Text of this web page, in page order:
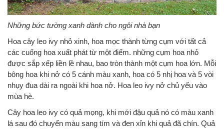
Những bức tường xanh dành cho ngôi nhà bạn
Hoa cây leo ivy nhỏ xinh, hoa mọc thành từng cụm với tất cả
các cuống hoa xuất phát từ một điểm. những cụm hoa nhỏ
được sắp xếp liền lề nhau, bao tròn thành một cụm hoa lớn. Mỗi
bông hoa khi nở có 5 cánh màu xanh, hoa có 5 nhị hoa và 5 vòi
nhụy đua dài ra ngoài khi hoa nở. Hoa leo ivy nở chủ yếu vào
mùa hè.
Cây hoa leo ivy có quả mọng, khi mới đậu quả nó có màu xanh
lá sau đó chuyển màu sang tím và đen xỉn khi quả đã chín. Quả